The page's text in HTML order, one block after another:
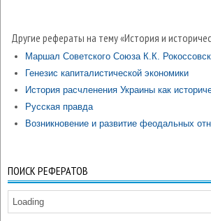
Другие рефераты на тему «История и
Маршал Советского Союза К.К.
Генезис капиталистической экономики
История расчленения Украины как
Русская правда
Возникновение и развитие феодальных
ПОИСК РЕФЕРАТОВ
Loading